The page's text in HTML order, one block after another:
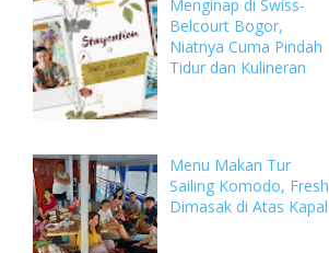
Menginap di Swiss-
Belcourt Bogor,
Niatnya Cuma Pindah
Tidur dan Kulineran
Menu Makan Tur
Sailing Komodo, Fresh
Dimasak di Atas Kapal